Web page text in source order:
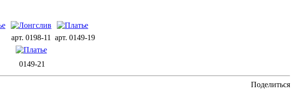
арт. 0198-11 арт. 0149-19
0149-21
Поделиться